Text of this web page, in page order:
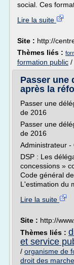
social. Ces
Lire la suite
Site : http://
Thèmes liés :
formation public /
Passer une
après la
Passer une
de 2016
Passer une
de 2016
Administrateur -
DSP : Les
concessions »
Code général
L'estimation du
Lire la suite
Site : http://
Thèmes liés :
et service
/ organisme de
droit des